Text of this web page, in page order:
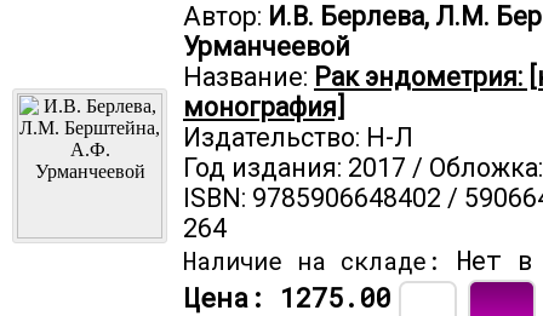
Автор: И.В. Берлева, Л.М.
Урманчеевой
Название: Рак эндометрия:
монография]
Издательство: Н-Л
Год издания: 2017 /
ISBN: 9785906648402 /
264
Наличие на складе:
Нет
Цена: 1275.00